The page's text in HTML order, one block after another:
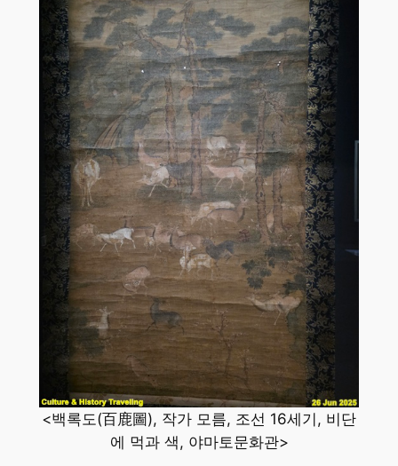
<백록도(百鹿圖), 작가 모름, 조선 16세기, 비단
에 먹과 색, 야마토문화관>